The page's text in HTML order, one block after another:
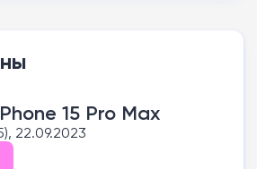
15 Pro Max
22.09.2023